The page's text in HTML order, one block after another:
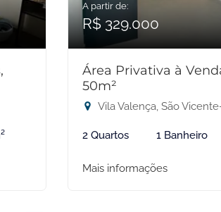
A partir de:
R$ 329.000
Área Privativa à
50m²
Vila Valença, São
2 Quartos 1 Banheiro
Mais informações